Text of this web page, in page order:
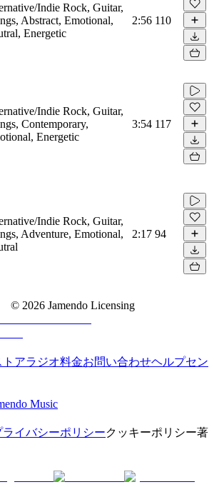
Indie Rock, Guitar,
Abstract, Emotional,
Energetic
2:56 110
Indie Rock, Guitar,
Contemporary,
Energetic
3:54 117
Indie Rock, Guitar,
Adventure, Emotional,
2:17 94
© 2026 Jamendo Licensing
トアラジオ料金お問い合わせヘルプセン
Music
ライバシーポリシークッキーポリシー著